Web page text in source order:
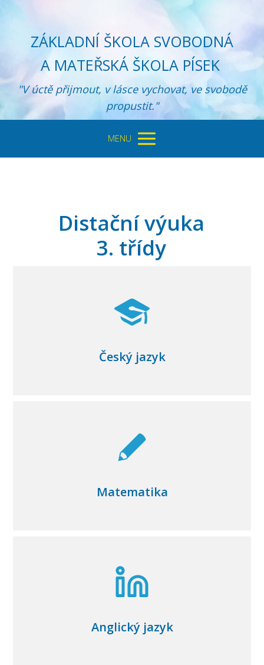
ZÁKLADNÍ ŠKOLA SVOBODNÁ
A MATEŘSKÁ ŠKOLA PÍSEK
"V úctě přijmout, v lásce vychovat, ve svobodě
propustit."
MENU
Distační výuka
3. třídy
Český jazyk
Matematika
Anglický jazyk